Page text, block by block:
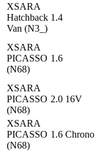
XSARA
Hatchback
Van (N3_)
1.4
XSARA
PICASSO
(N68)
1.6
XSARA
PICASSO
(N68)
2.0 16V
XSARA
PICASSO
(N68)
1.6 Chrono